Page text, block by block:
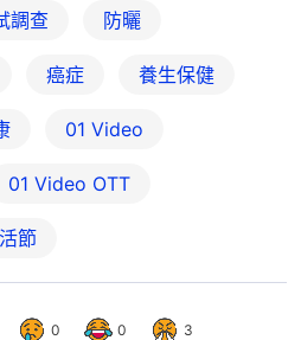
調查 防曬
癌症 養生保健
01 Video
01‌ ‌Video‌ ‌OTT
節
0 0 3